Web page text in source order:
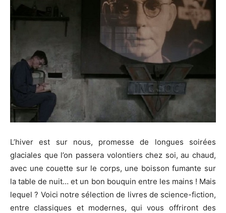
L’hiver est sur nous, promesse de longues soirées
glaciales que l’on passera volontiers chez soi, au chaud,
avec une couette sur le corps, une boisson fumante sur
la table de nuit… et un bon bouquin entre les mains ! Mais
lequel ? Voici notre sélection de livres de science-fiction,
entre classiques et modernes, qui vous offriront des